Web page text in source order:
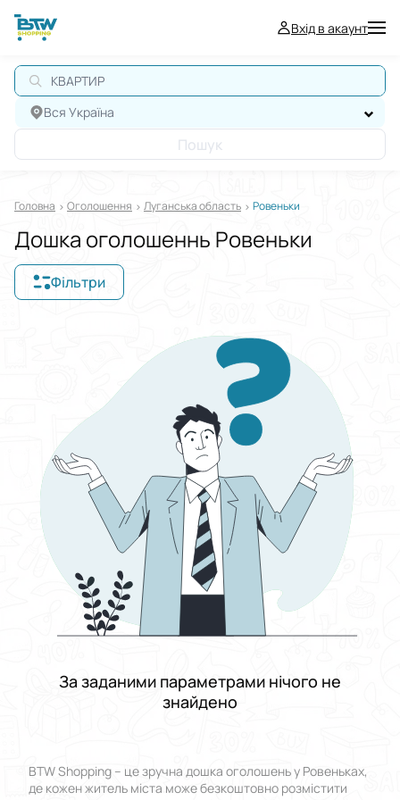
Вхід в акаунт
КВАРТИРА
Вся Україна
Пошук
Головна Оголошення Луганська область Ровеньки
Дошка оголошеннь Ровеньки
Фільтри
Виберіть групу категорій
Від До
Стан
Застосувати
Скинути все
За заданими параметрами нічого не
знайдено
BTW Shopping – це зручна дошка оголошень у Ровеньках,
де кожен житель міста може безкоштовно розмістити